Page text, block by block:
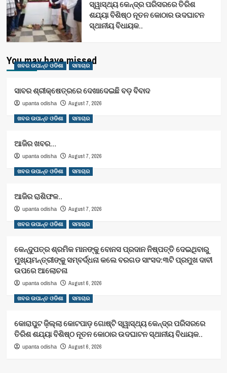
ସ୍ୱାସ୍ଥ୍ୟ କେନ୍ଦ୍ର ପରିସରରେ ତିରିଶ
ଶଯ୍ୟା ବିଶିଷ୍ଠ ନୂତନ କୋଠାର ଉଦଘାଟନ
ସ୍ଥାନୀୟ ବିଧାୟକ..
You may have missed
ଖବର ଉପାନ୍ତ ଓଡିଶା ସମାଚାର
ସାବର ଶ୍ରୀକ୍ଷେତ୍ରରେ ଦେଖାଦେଇଛି ବଡ଼ ବିବାଦ
upanta odisha August 7, 2026
ଖବର ଉପାନ୍ତ ଓଡିଶା ସମାଚାର
ଆଜିର ଖବର…
upanta odisha August 7, 2026
ଖବର ଉପାନ୍ତ ଓଡିଶା ସମାଚାର
ଆଜିର ରାଶିଫଳ..
upanta odisha August 7, 2026
ଖବର ଉପାନ୍ତ ଓଡିଶା ସମାଚାର
କେନ୍ଦୁପତ୍ର ଶ୍ରମିକ ମାନଙ୍କୁ ବୋନସ ପ୍ରଦାନ ନିଷ୍ପତ୍ତି ଦେଇଥିବାରୁ
ମୁଖ୍ୟମନ୍ତ୍ରୀଙ୍କୁ ସମ୍ବର୍ଦ୍ଧନା କଲେ ବରଗଡ ସାଂସଦ:୩ଟି ପ୍ରମୁଖ ଦାବୀ
ଉପରେ ଆଲୋଚନା
upanta odisha August 6, 2026
ଖବର ଉପାନ୍ତ ଓଡିଶା ସମାଚାର
କୋରାପୁଟ ଜ଼ିଲ୍ଲା କୋଟପାଡ଼ ଗୋଷ୍ଟି ସ୍ୱାସ୍ଥ୍ୟ କେନ୍ଦ୍ର ପରିସରରେ
ତିରିଶ ଶଯ୍ୟା ବିଶିଷ୍ଠ ନୂତନ କୋଠାର ଉଦଘାଟନ ସ୍ଥାନୀୟ ବିଧାୟକ..
upanta odisha August 6, 2026